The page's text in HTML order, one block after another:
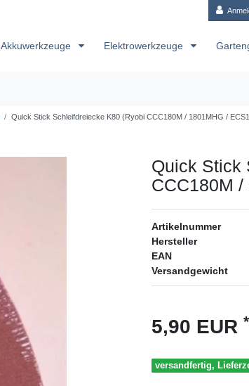
Akkuwerkzeuge Elektrowerkzeuge
Quick Stick Schleifdreiecke K80 (Ryobi CCC180M / 1801MHG /
Quick Stick
CCC180M
Artikelnummer
Hersteller
EAN
Versandgewicht
5,90 EUR *
versandfertig,